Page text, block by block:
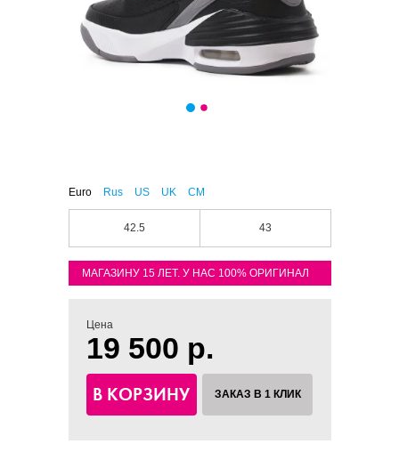
Euro Rus US UK CM
42.5 43
МАГАЗИНУ 15 ЛЕТ. У НАС 100% ОРИГИНАЛ
Цена
19 500 р.
В КОРЗИНУ ЗАКАЗ В 1 КЛИК